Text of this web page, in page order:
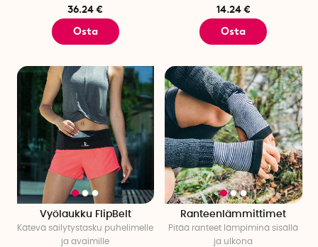
36.24 €
Osta
14.24 €
Osta
Vyölaukku FlipBelt
Kätevä säilytystasku puhelimelle
ja avaimille
Ranteenlämmittimet
Pitää ranteet lämpiminä sisällä
ja ulkona